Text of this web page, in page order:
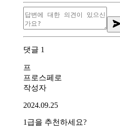
댓글 1
프
프로스페로
작성자
2024.09.25
1급을 추천하세요?